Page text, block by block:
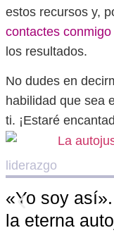
estos recursos y,
contactes conmigo
los resultados.
No dudes en
habilidad que sea
ti. ¡Estaré
liderazgo
«Yo soy
la eterna